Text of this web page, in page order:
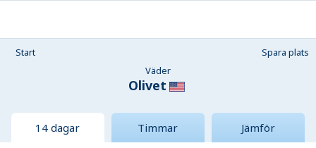
Start
Spara plats
Väder
Olivet
14 dagar Timmar Jämför